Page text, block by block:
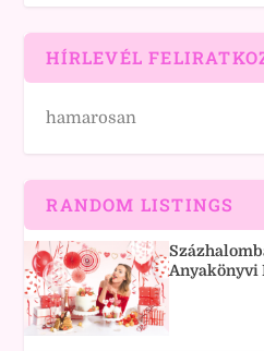
HÍRLEVÉL
hamarosan
RANDOM LISTINGS
Anyakönyvi